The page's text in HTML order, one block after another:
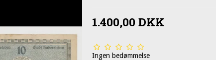
1.400,00 DKK
Ingen bedømmelse